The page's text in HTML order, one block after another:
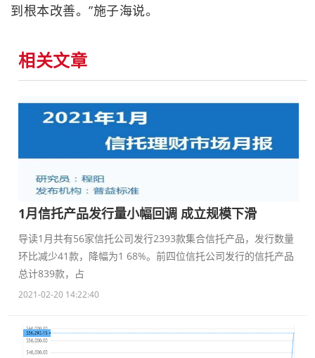
到根本改善。”施子海说。
相关文章
1月信托产品发行量小幅回调 成立规模下滑
导读1月共有56家信托公司发行2393款集合信托产品，发行数量
环比减少41款，降幅为1 68%。前四位信托公司发行的信托产品
总计839款，占
2021-02-20 14:22:40